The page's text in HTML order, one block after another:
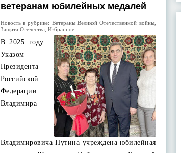
ветеранам юбилейных медалей
Новость в рубрике: Ветераны Великой Отечественной войны,
Защита Отечества Избранное
В 2025 году
Указом
Президента
Российской
Федерации
Владимира
Владимировича Путина учреждена юбилейная